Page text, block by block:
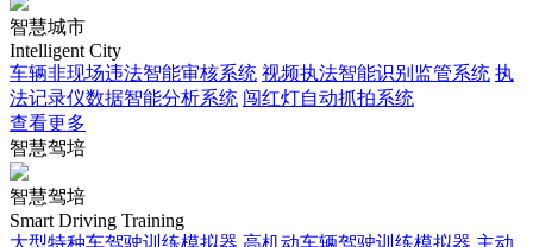
智慧城市
Intelligent City
车辆非现场违法智能审核系统 视频执法智能识别监管系统 执
法记录仪数据智能分析系统 闯红灯自动抓拍系统
查看更多
智慧驾培
智慧驾培
Smart Driving Training
大型特种车驾驶训练模拟器 高机动车辆驾驶训练模拟器 主动